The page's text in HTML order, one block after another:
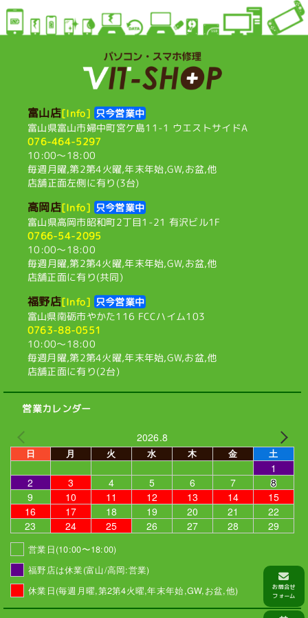
富山店[Info] 只今営業中
富山県富山市婦中町宮ケ島11-1 ウエストサイドA
076-464-5297
10:00〜18:00
毎週月曜,第2第4火曜,年末年始,GW,お盆,他
店舗正面左側に有り(3台)
高岡店[Info] 只今営業中
富山県高岡市昭和町2丁目1-21 有沢ビル1F
0766-54-2095
10:00〜18:00
毎週月曜,第2第4火曜,年末年始,GW,お盆,他
店舗正面に有り(共同)
福野店[Info] 只今営業中
富山県南砺市やかた116 FCCハイム103
0763-88-0551
10:00〜18:00
毎週月曜,第2第4火曜,年末年始,GW,お盆,他
店舗正面に有り(2台)
営業カレンダー
2026.8
日 月 火 水 木 金 土
1
2
3 4 5 6 7
8
9
10 11 12 13 14
15
16
17 18 19 20 21
22
23
24 25 26 27 28 29
営業日(10:00〜18:00)
福野店は休業(富山/高岡:営業)
休業日(毎週月曜,第2第4火曜,年末年始,GW,お盆,他)